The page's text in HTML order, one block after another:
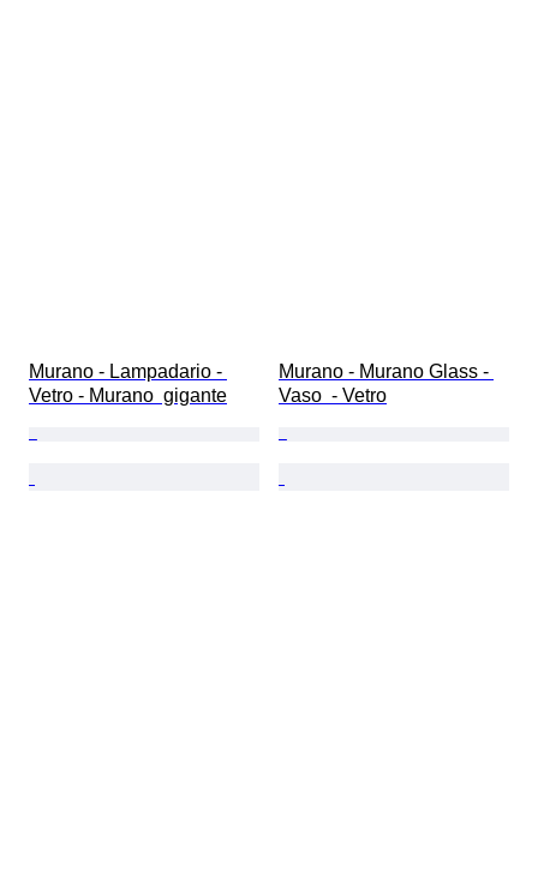
Murano - Lampadario -
Vetro - Murano  gigante
Murano - Murano Glass -
Vaso  - Vetro